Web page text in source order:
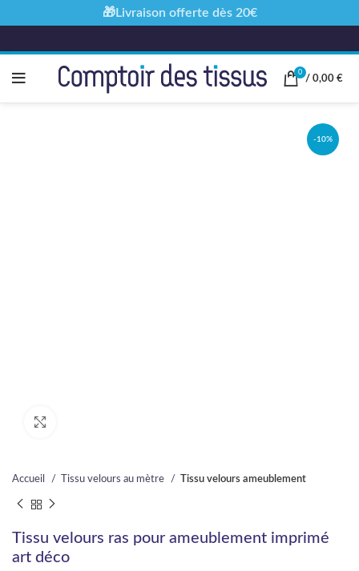
0
/ 0,00 €
-10%
Accueil Tissu velours au mètre Tissu velours ameublement
Tissu velours ras pour ameublement imprimé
art déco
🎁Livraison offerte dès 20€